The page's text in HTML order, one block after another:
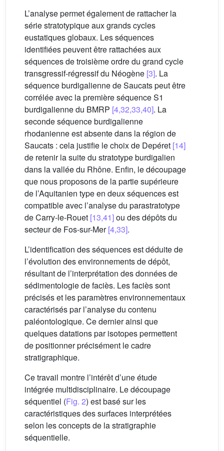
L’analyse permet également de rattacher la
série stratotypique aux grands cycles
eustatiques globaux. Les séquences
identifiées peuvent être rattachées aux
séquences de troisième ordre du grand cycle
transgressif-régressif du Néogène [3]. La
séquence burdigalienne de Saucats peut être
corrélée avec la première séquence S1
burdigalienne du BMRP [4,32,33,40]. La
seconde séquence burdigalienne
rhodanienne est absente dans la région de
Saucats : cela justifie le choix de Depéret [14]
de retenir la suite du stratotype burdigalien
dans la vallée du Rhône. Enfin, le découpage
que nous proposons de la partie supérieure
de l’Aquitanien type en deux séquences est
compatible avec l’analyse du parastratotype
de Carry-le-Rouet [13,41]ou des dépôts du
secteur de Fos-sur-Mer[4,33].
L’identification des séquences est déduite de
l’évolution des environnements de dépôt,
résultant de l’interprétation des données de
sédimentologie de faciès. Les faciès sont
précisés et les paramètres environnementaux
caractérisés par l’analyse du contenu
paléontologique. Ce dernier ainsi que
quelques datations par isotopes permettent
de positionner précisément le cadre
stratigraphique.
Ce travail montre l’intérêt d’une étude
intégrée multidisciplinaire. Le découpage
séquentiel (Fig. 2) est basé sur les
caractéristiques des surfaces interprétées
selon les concepts de la stratigraphie
séquentielle.